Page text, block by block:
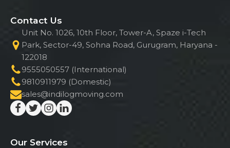
Contact Us
Unit No. 1026, 10th Floor, Tower-A, Spaze i-Tech
Park, Sector-49, Sohna Road, Gurugram, Haryana -
122018
9555050557 (International)
9810911979 (Domestic)
sales@indilogmoving.com
Our Services